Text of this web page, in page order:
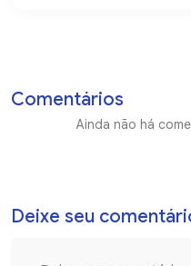
Comentários
Ainda não há
Deixe seu